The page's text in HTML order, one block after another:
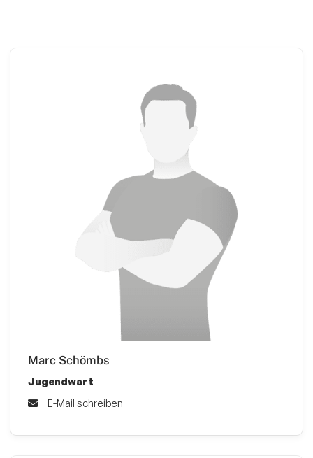
Marc Schömbs
Jugendwart
E-Mail schreiben